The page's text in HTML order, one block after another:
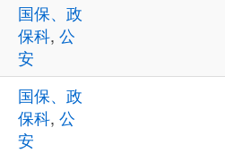
国保、政
保科, 公
安
国保、政
保科, 公
安